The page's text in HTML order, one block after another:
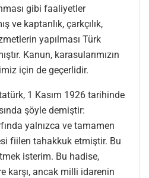
gibi faaliyetler
ve kaptanlık, çarkçılık,
yapılması Türk
Kanun, karasularımızın
için de geçerlidir.
1 Kasım 1926 tarihinde
şöyle demiştir:
yalnızca ve tamamen
fiilen tahakkuk etmiştir. Bu
isterim. Bu hadise,
karşı, ancak milli idarenin